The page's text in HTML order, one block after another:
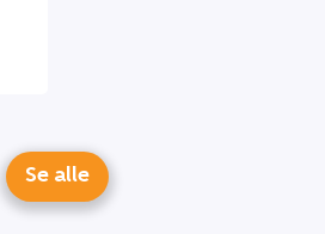
Se alle